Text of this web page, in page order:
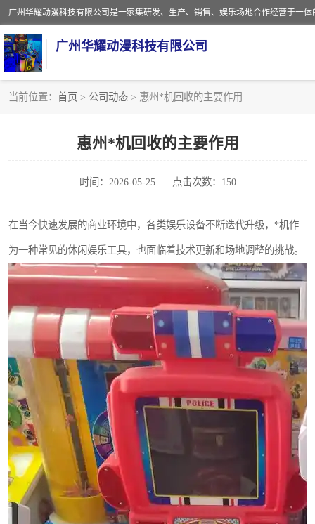
广州华耀动漫科技有限公司
当前位置： 首页 > 公司动态 > 惠州*机回收的主要作用
惠州*机回收的主要作用
时间：2026-05-25 点击次数：150
在当今快速发展的商业环境中，各类娱乐设备不断迭代升级，*机作
为一种常见的休闲娱乐工具，也面临着技术更新和场地调整的挑战。
游戏厅回收